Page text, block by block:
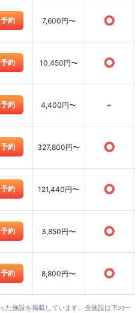
予約 7,600円〜 ○
予約 10,450円〜 ○
予約 4,400円〜 -
予約 327,800円〜 ○
予約 121,440円〜 ○
予約 3,850円〜 ○
予約 8,800円〜 ○
た施設を掲載しています。全施設は下の一